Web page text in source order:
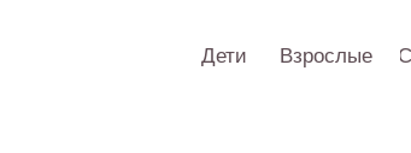
Взрослые